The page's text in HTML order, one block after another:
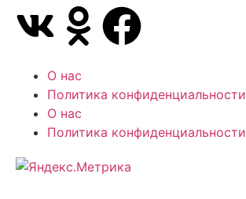
О нас
Политика конфиденциальности
О нас
Политика конфиденциальности